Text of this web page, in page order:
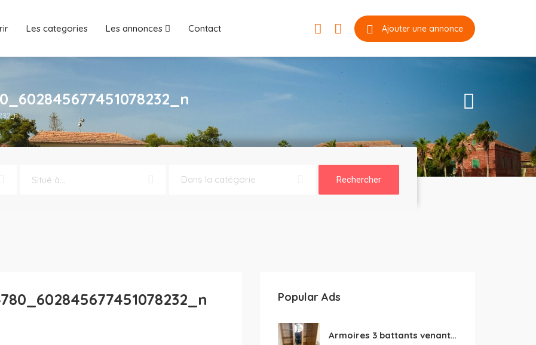
Les categories Les annonces Contact Ajouter une annonce
Rechercher
Popular Ads
Armoires 3 battants venant de Turquie disponibles